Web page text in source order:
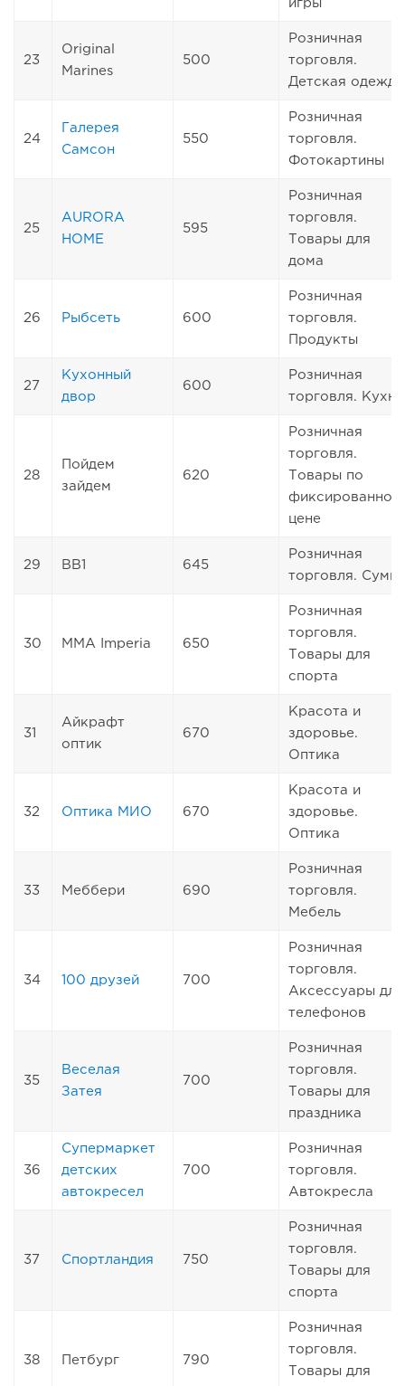
игры
23
Original
Marines
500
Розничная
торговля.
Детская одежда
24
Галерея
Самсон
550
Розничная
торговля.
Фотокартины
25
AURORA
HOME
595
Розничная
торговля.
Товары для
дома
26 Рыбсеть 600
Розничная
торговля.
Продукты
27
Кухонный
двор
600
Розничная
торговля. Кухни
28
Пойдем
зайдем
620
Розничная
торговля.
Товары по
фиксированной
цене
29 ВВ1 645
Розничная
торговля. Сумки
30 MMA Imperia 650
Розничная
торговля.
Товары для
спорта
31
Айкрафт
оптик
670
Красота и
здоровье.
Оптика
32 Оптика МИО 670
Красота и
здоровье.
Оптика
33 Меббери 690
Розничная
торговля.
Мебель
34 100 друзей 700
Розничная
торговля.
Аксессуары для
телефонов
35
Веселая
Затея
700
Розничная
торговля.
Товары для
праздника
36
Супермаркет
детских
автокресел
700
Розничная
торговля.
Автокресла
37 Спортландия 750
Розничная
торговля.
Товары для
спорта
38 Петбург 790
Розничная
торговля.
Товары для